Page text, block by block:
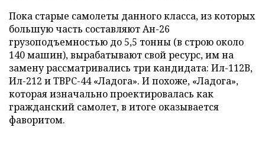
Пока старые самолеты данного класса, из которых
большую часть составляют Ан-26
грузоподъемностью до 5,5 тонны (в строю около
140 машин), вырабатывают свой ресурс, им на
замену рассматривались три кандидата: Ил-112В,
Ил-212 и ТВРС-44 «Ладога». И похоже, «Ладога»,
которая изначально проектировалась как
гражданский самолет, в итоге оказывается
фаворитом.